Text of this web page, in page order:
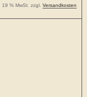
19 % MwSt. zzgl. Versandkosten